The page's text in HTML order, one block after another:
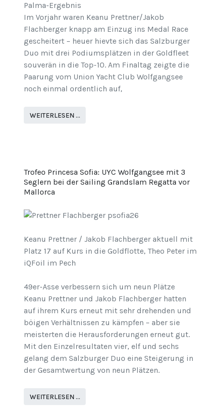
Palma-Ergebnis
Im Vorjahr waren Keanu Prettner/Jakob
Flachberger knapp am Einzug ins Medal Race
gescheitert – heuer hievte sich das Salzburger
Duo mit drei Podiumsplätzen in der Goldfleet
souverän in die Top-10. Am Finaltag zeigte die
Paarung vom Union Yacht Club Wolfgangsee
noch einmal ordentlich auf,
WEITERLESEN …
Trofeo Princesa Sofia: UYC Wolfgangsee mit 3
Seglern bei der Sailing Grandslam Regatta vor
Mallorca
Keanu Prettner / Jakob Flachberger aktuell mit
Platz 17 auf Kurs in die Goldflotte, Theo Peter im
iQFoil im Pech
49er-Asse verbessern sich um neun Plätze
Keanu Prettner und Jakob Flachberger hatten
auf ihrem Kurs erneut mit sehr drehenden und
böigen Verhältnissen zu kämpfen – aber sie
meisterten die Herausforderungen erneut gut.
Mit den Einzelresultaten vier, elf und sechs
gelang dem Salzburger Duo eine Steigerung in
der Gesamtwertung von neun Plätzen.
WEITERLESEN …